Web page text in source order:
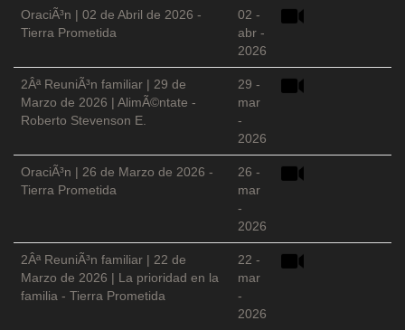
OraciÃ³n | 02 de Abril de 2026 -
Tierra Prometida
02 -
abr -
2026
2Âª ReuniÃ³n familiar | 29 de
Marzo de 2026 | AlimÃ©ntate -
Roberto Stevenson E.
29 -
mar
-
2026
OraciÃ³n | 26 de Marzo de 2026 -
Tierra Prometida
26 -
mar
-
2026
2Âª ReuniÃ³n familiar | 22 de
Marzo de 2026 | La prioridad en la
familia - Tierra Prometida
22 -
mar
-
2026